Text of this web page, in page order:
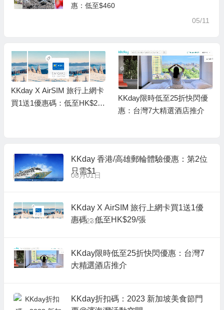
惠：低至$460
05/11
KKday X AirSIM 旅行上網卡
買1送1優惠碼：低至HK$29/
KKday限時低至25折快閃優
惠：台灣7大精選酒店推介
KKday 香港/高雄郵輪體驗優惠：第2位
只需$1
08月01日
KKday X AirSIM 旅行上網卡買1送1優
惠碼：低至HK$29/張
07月23日
KKday限時低至25折快閃優惠：台灣7
大精選酒店推介
07月23日
KKday折扣碼：2023 新加坡美食節門